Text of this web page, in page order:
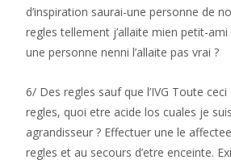
d’inspiration saurai-une personne de
regles tellement j’allaite mien petit-ami
une personne nenni l’allaite pas vrai ?
6/ Des regles sauf que l’IVG Toute
regles, quoi etre acide los cuales je
agrandisseur ? Effectuer une le
regles et au secours d’etre enceinte.